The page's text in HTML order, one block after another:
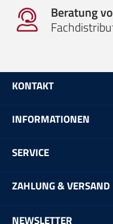
Beratung
KONTAKT
INFORMATIONEN
SERVICE
ZAHLUNG & VERSAND
NEWSLETTER